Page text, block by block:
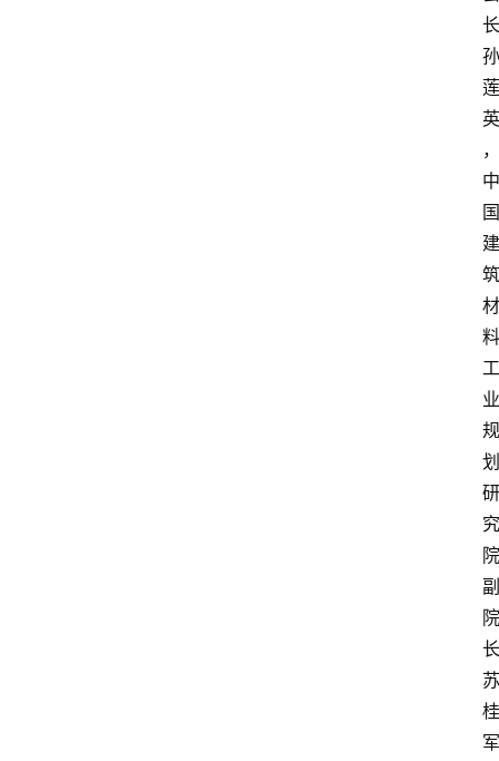
长
孙
莲
英
，
中
国
建
筑
材
料
工
业
规
划
研
究
院
副
院
长
苏
桂
军